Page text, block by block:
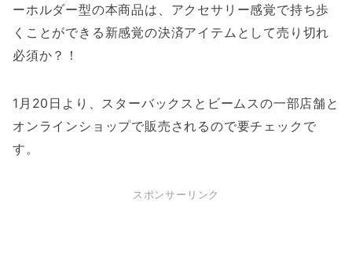
ーホルダー型の本商品は、アクセサリー感覚で持ち歩
くことができる新感覚の決済アイテムとして売り切れ
必須か？！
1月20日より、スターバックスとビームスの一部店舗と
オンラインショップで販売されるので要チェックで
す。
スポンサーリンク